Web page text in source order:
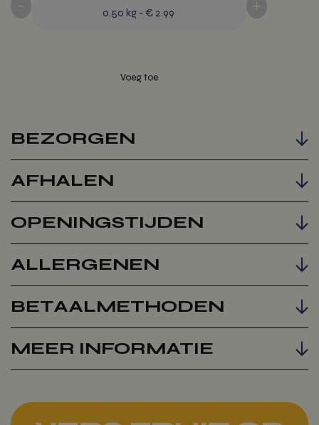
- 0.50 kg - € 2.99 +
BEZORGEN
AFHALEN
OPENINGSTIJDEN
ALLERGENEN
BETAALMETHODEN
MEER INFORMATIE